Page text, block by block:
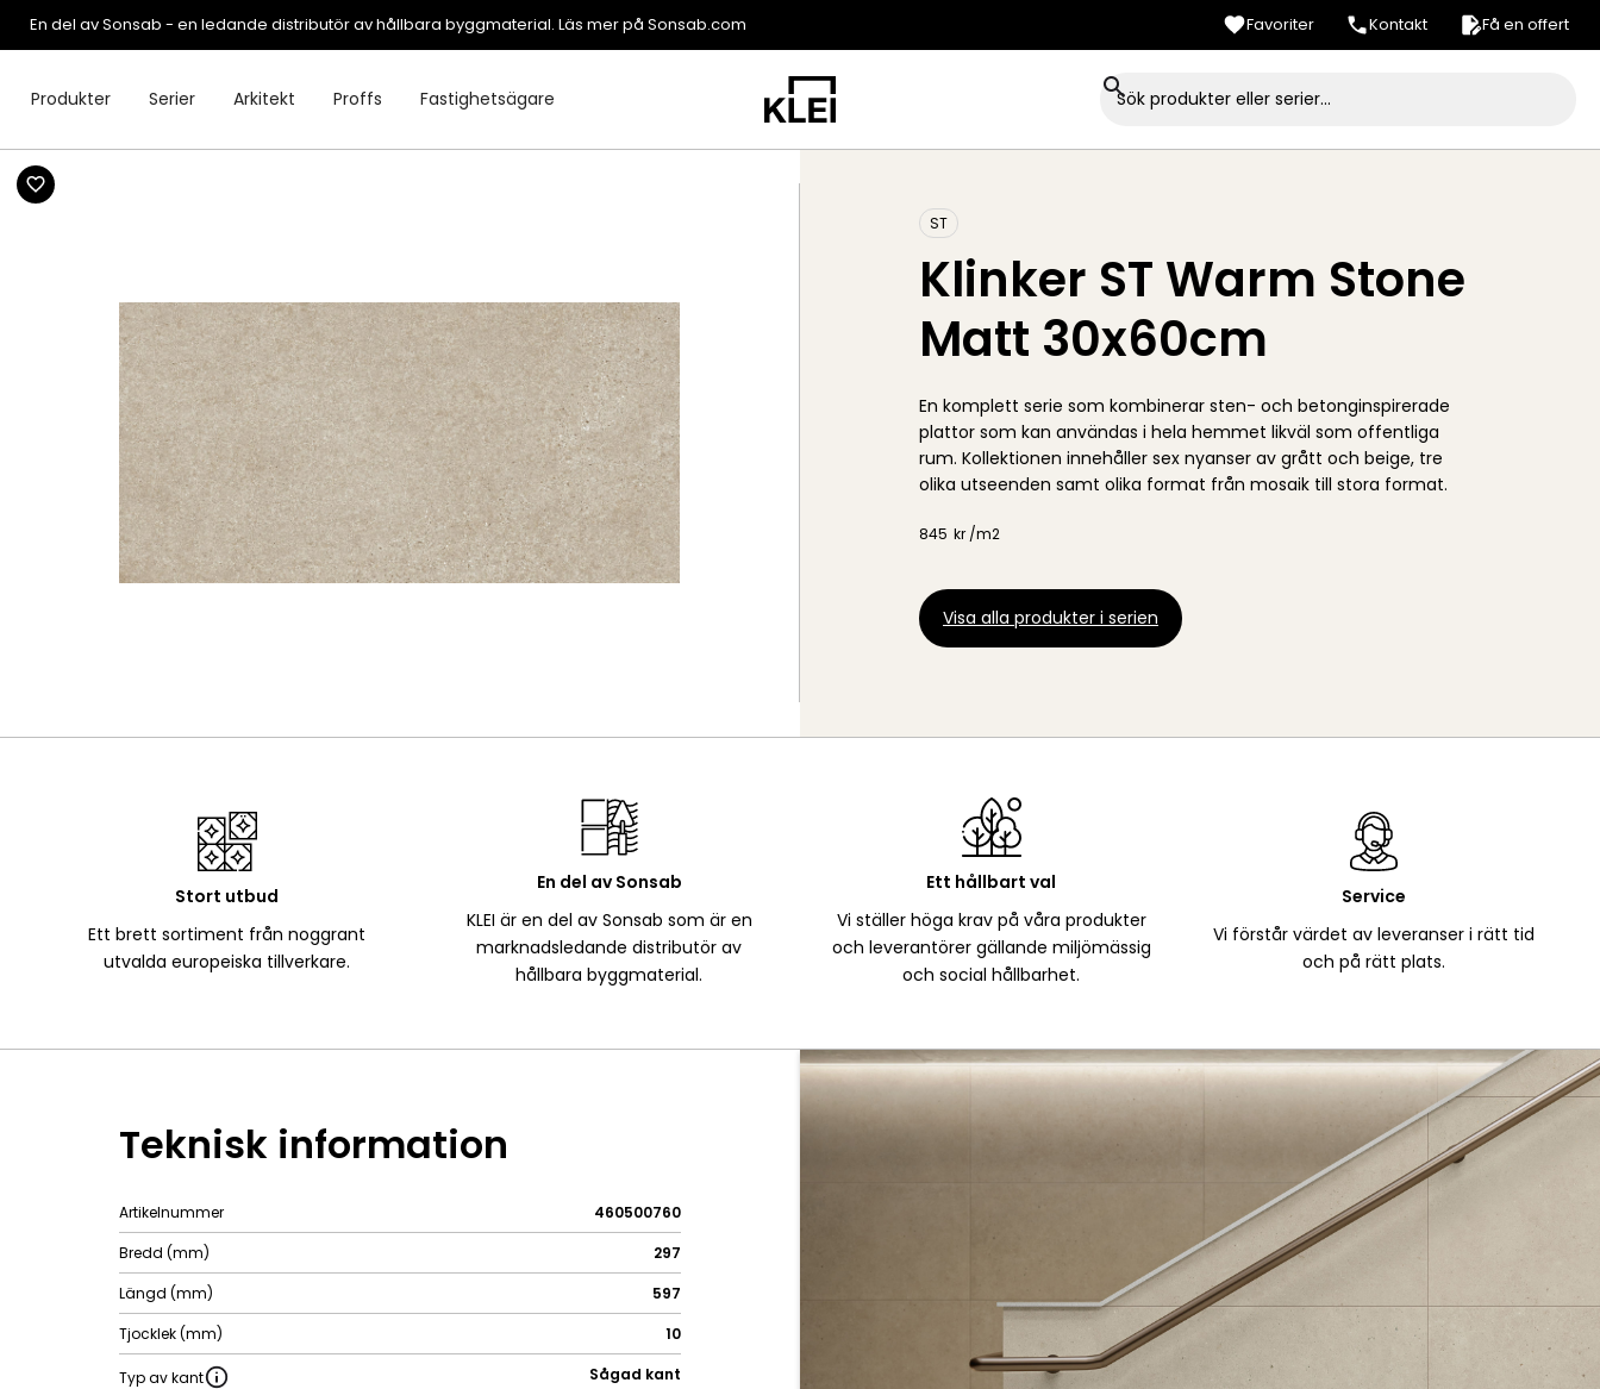
En del av Sonsab - en ledande distributör av hållbara byggmaterial. Läs mer på Sonsab.com Favoriter Kontakt Få en offert
Produkter Serier Arkitekt Proffs Fastighetsägare
ST
Klinker ST Warm Stone
Matt 30x60cm
En komplett serie som kombinerar sten- och betonginspirerade
plattor som kan användas i hela hemmet likväl som offentliga
rum. Kollektionen innehåller sex nyanser av grått och beige, tre
olika utseenden samt olika format från mosaik till stora format.
845 kr /m2
Visa alla produkter i serien
Stort utbud
Ett brett sortiment från noggrant
utvalda europeiska tillverkare.
En del av Sonsab
KLEI är en del av Sonsab som är en
marknadsledande distributör av
hållbara byggmaterial.
Ett hållbart val
Vi ställer höga krav på våra produkter
och leverantörer gällande miljömässig
och social hållbarhet.
Service
Vi förstår värdet av leveranser i rätt tid
och på rätt plats.
Teknisk information
Artikelnummer
460500760
Bredd (mm)
297
Längd (mm)
597
Tjocklek (mm)
10
Typ av kant Sågad kant